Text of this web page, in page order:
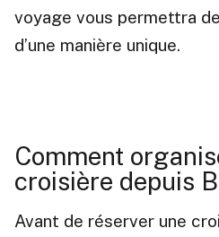
voyage vous permettra
d’une manière unique.
Comment
croisière depuis
Avant de réserver une